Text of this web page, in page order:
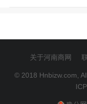
关于河南商网
© 2018 Hnbizw.com,